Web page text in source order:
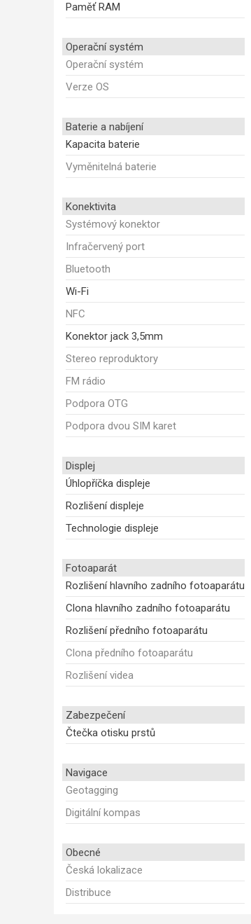
Paměť RAM
Operační systém
Operační systém
Verze OS
Baterie a nabíjení
Kapacita baterie
Vyměnitelná baterie
Konektivita
Systémový konektor
Infračervený port
Bluetooth
Wi-Fi
NFC
Konektor jack 3,5mm
Stereo reproduktory
FM rádio
Podpora OTG
Podpora dvou SIM karet
Displej
Úhlopříčka displeje
Rozlišení displeje
Technologie displeje
Fotoaparát
Rozlišení hlavního zadního fotoaparátu
Clona hlavního zadního fotoaparátu
Rozlišení předního fotoaparátu
Clona předního fotoaparátu
Rozlišení videa
Zabezpečení
Čtečka otisku prstů
Navigace
Geotagging
Digitální kompas
Obecné
Česká lokalizace
Distribuce